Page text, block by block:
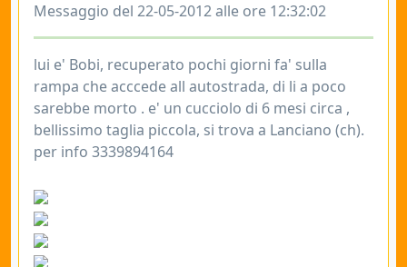
Messaggio del 22-05-2012 alle ore 12:32:02
lui e' Bobi, recuperato pochi giorni fa' sulla
rampa che acccede all autostrada, di li a poco
sarebbe morto . e' un cucciolo di 6 mesi circa ,
bellissimo taglia piccola, si trova a Lanciano (ch).
per info 3339894164